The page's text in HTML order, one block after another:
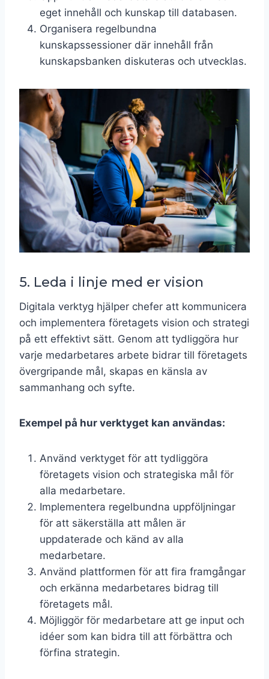
eget innehåll och kunskap till databasen.
Organisera regelbundna
kunskapssessioner där innehåll från
kunskapsbanken diskuteras och utvecklas.
5. Leda i linje med er vision
Digitala verktyg hjälper chefer att kommunicera
och implementera företagets vision och strategi
på ett effektivt sätt. Genom att tydliggöra hur
varje medarbetares arbete bidrar till företagets
övergripande mål, skapas en känsla av
sammanhang och syfte.
Exempel på hur verktyget kan användas:
Använd verktyget för att tydliggöra
företagets vision och strategiska mål för
alla medarbetare.
Implementera regelbundna uppföljningar
för att säkerställa att målen är
uppdaterade och känd av alla
medarbetare.
Använd plattformen för att fira framgångar
och erkänna medarbetares bidrag till
företagets mål.
Möjliggör för medarbetare att ge input och
idéer som kan bidra till att förbättra och
förfina strategin.